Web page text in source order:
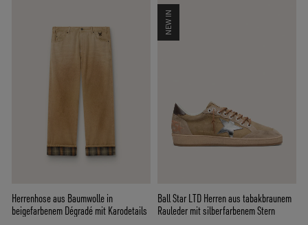
Herrenhose aus Baumwolle in
beigefarbenem Dégradé mit Karodetails
NEW IN
Ball Star LTD Herren aus tabakbraunem
Rauleder mit silberfarbenem Stern